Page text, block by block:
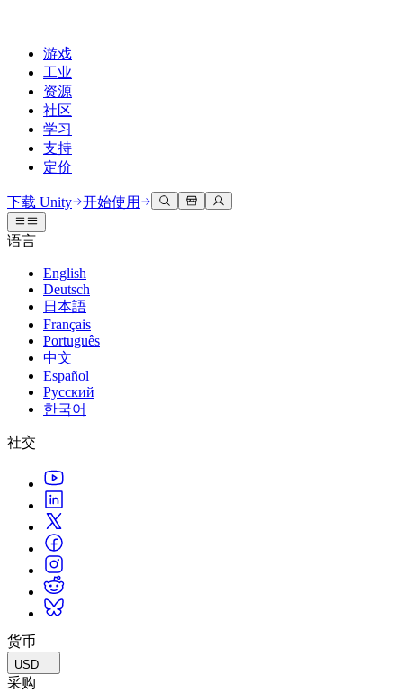
游戏
工业
资源
社区
学习
支持
定价
开发
Unity 引擎
为任何平台构建2D和3D游戏
协作
与团队协作并快速迭代
下载 Unity
计划和定价
部署
探索 Unity 支持的超过 25 个平台
常态化运营
游戏上线后的数据洞察与常态化运营
Grow
用户获取
被发现并获取移动用户
管理跨门店和D2C渠道的IAP（应用内购买）
商业化
使用案例
3D协作
实时构建和审查3D项目
沉浸式培训
在沉浸式环境中培训
客户体验
创建互动3D体验
行业
实现运营卓越
零售
将店内体验转化为在线体验
汽车
提升创新能力和车内体验
查看所有行业
技术库
文档
官方用户手册和API参考
开发者工具
发布版本和问题跟踪器
路线图
查看即将推出的功能
技术术语库
案例分析
真实成功案例
最佳实践指南
专家提示和技巧
演示
演示、示例和构建模块
所有资源
新增功能
社区中心
讨论
讨论、解决问题和连接
事件
全球和本地活动
社区故事
Made with Unity
展示Unity创作者
直播活动
Unity奖项
庆祝全球的Unity创作者
适合每个级别
Unity Learn
免费掌握Unity技能
专业培训
通过Unity培训师提升您的团队
Unity新手
准备开始
开始您的学习
你是Unity 新手？开始您的旅程
使用指南
可操作的技巧和最佳实践
教育
对于学生
开启您的职业生涯
增强您的教学
教育资助许可证
支持选项
获取帮助
帮助您在Unity中取得成功
成功计划
通过专家支持更快实现目标
常见问题解答
常见问题解答
联系我们
下载 Unity 开始使用
语言
English
Deutsch
日本語
Français
Português
中文
Español
Русский
한국어
社交
货币
USD
采购